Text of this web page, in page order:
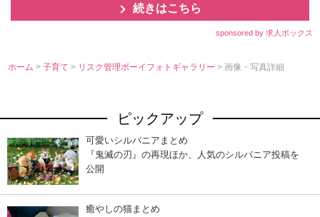
続きはこちら
sponsored by 求人ボックス
ホーム >子育て> リスク管理ボーイフォトギャラリー> 画像・写真詳細
ピックアップ
可愛いシルバニアまとめ
『鬼滅の刃』の再現ほか、人気のシルバニア投稿を
公開
癒やしの猫まとめ